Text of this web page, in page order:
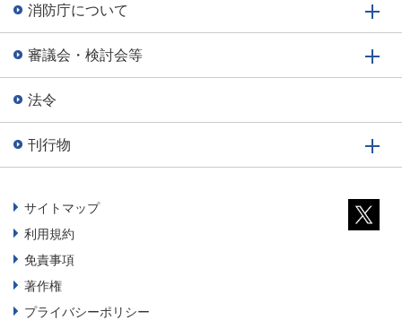
消防庁について
審議会・検討会等
法令
刊行物
サイトマップ
利用規約
免責事項
著作権
プライバシーポリシー